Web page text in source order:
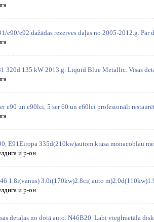
e90/e92 dažādas rezerves daļas no 2005-2012.g. Par
320d 135 kW 2013.g. Liquid Blue Metallic. Visas
e90 un e90lci, 5 ser 60 un e60lci profesionāli
E91Eiropa 335d(210kw)autom krasa monacoblau
и р-он
1.8i(vanus) 3.0i(170kw)2.8ci( auto
и р-он
detaļas no dotā auto. N46B20. Labi vieglmetāla